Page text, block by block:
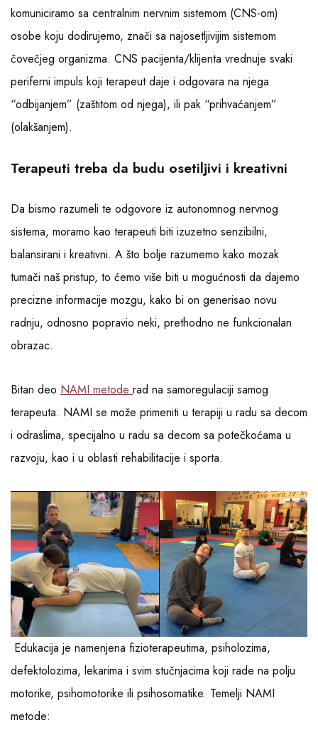
komuniciramo sa centralnim nervnim sistemom (CNS-om)
osobe koju dodirujemo, znači sa najosetljivijim sistemom
čovečjeg organizma. CNS pacijenta/klijenta vrednuje svaki
periferni impuls koji terapeut daje i odgovara na njega
“odbijanjem” (zaštitom od njega), ili pak “prihvaćanjem”
(olakšanjem).
Terapeuti treba da budu osetiljivi i kreativni
Da bismo razumeli te odgovore iz autonomnog nervnog
sistema, moramo kao terapeuti biti izuzetno senzibilni,
balansirani i kreativni. A što bolje razumemo kako mozak
tumači naš pristup, to ćemo više biti u mogućnosti da dajemo
precizne informacije mozgu, kako bi on generisao novu
radnju, odnosno popravio neki, prethodno ne funkcionalan
obrazac.
Bitan deo NAMI metode rad na samoregulaciji samog
terapeuta. NAMI se može primeniti u terapiji u radu sa decom
i odraslima, specijalno u radu sa decom sa potečkoćama u
razvoju, kao i u oblasti rehabilitacije i sporta.
Edukacija je namenjena fizioterapeutima, psiholozima,
defektolozima, lekarima i svim stučnjacima koji rade na polju
motorike, psihomotorike ili psihosomatike. Temelji NAMI
metode: